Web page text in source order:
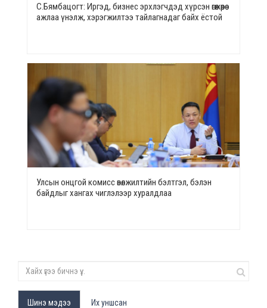
С.Бямбацогт: Иргэд, бизнес эрхлэгчдэд хүрсэн өгөөжөөрөө
ажлаа үнэлж, хэрэгжилтээ тайлагнадаг байх ёстой
Улсын онцгой комисс өвөлжилтийн бэлтгэл, бэлэн
байдлыг хангах чиглэлээр хуралдлаа
Шинэ мэдээ Их уншсан